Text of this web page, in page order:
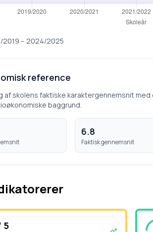
2019 – 2024/2025
reference
af skolens faktiske karaktergennemsnit
baggrund.
6.8
Faktisk gennemsnit
5